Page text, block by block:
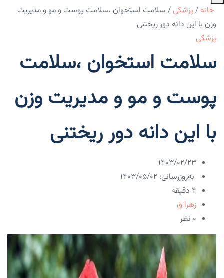
خانه /پزشکی / سلامت استخوان ،سلامت پوست و مو و مدیریت
وزن با این دانه دور ریختنی
پزشکی
سلامت استخوان ،سلامت
پوست و مو و مدیریت وزن
با این دانه دور ریختنی
۱۴۰۳/۰۲/۲۳
به‌روزرسانی: ۱۴۰۳/۰۵/۰۲
4 دقیقه
زهرا ق
۰ نظر